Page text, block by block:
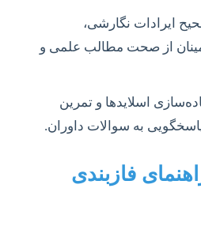
ایرادات نگارشی،
از صحت مطالب علمی و
اسلایدها و تمرین
به سوالات داوران.
فازبندی